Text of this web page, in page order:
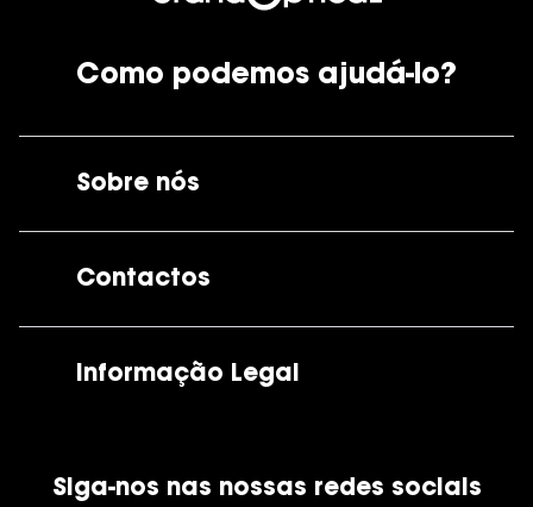
Como podemos ajudá-lo?
Sobre nós
Contactos
Informação Legal
Política de Cookies
Siga-nos nas nossas redes sociais